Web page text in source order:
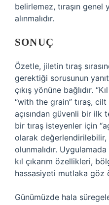
belirlemez, tıraşın
alınmalıdır.
SONUÇ
Özetle, jiletin tıraş
gerektiği sorusunun
çıkış yönüne bağlıdır.
“with the grain” tıraş,
açısından güvenli bir ilk
bir tıraş isteyenler için
olarak
olunmalıdır.
kıl çıkarım özellikleri,
hassasiyeti mutlaka göz
Günümüzde hala